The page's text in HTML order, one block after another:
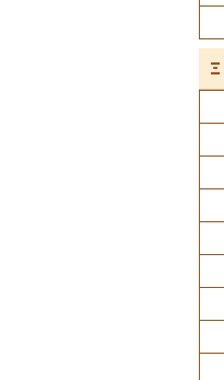
Ξ